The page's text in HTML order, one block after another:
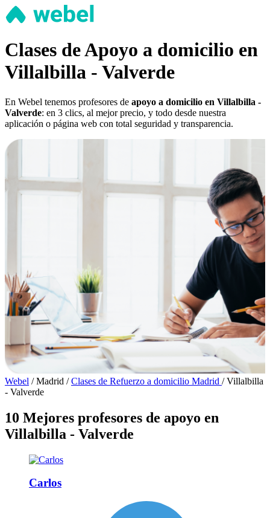
Clases de Apoyo a domicilio en
Villalbilla - Valverde
En Webel tenemos profesores de apoyo a domicilio en Villalbilla -
Valverde: en 3 clics, al mejor precio, y todo desde nuestra
aplicación o página web con total seguridad y transparencia.
Webel / Madrid / Clases de Refuerzo a domicilio Madrid / Villalbilla
- Valverde
10 Mejores profesores de apoyo en
Villalbilla - Valverde
Carlos